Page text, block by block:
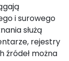
i surowego
służą
rejestry
źródeł można